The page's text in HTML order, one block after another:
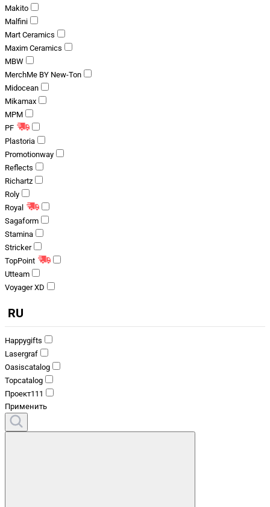
Makito
Malfini
Mart Ceramics
Maxim Ceramics
MBW
MerchMe BY New-Ton
Midocean
Mikamax
MPM
PF
Plastoria
Promotionway
Reflects
Richartz
Roly
Royal
Sagaform
Stamina
Stricker
TopPoint
Utteam
Voyager XD
RU
Happygifts
Lasergraf
Oasiscatalog
Topcatalog
Проект111
Применить